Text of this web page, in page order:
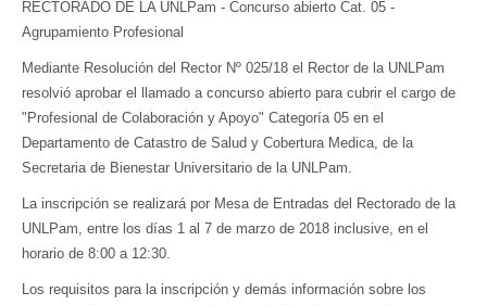
RECTORADO DE LA UNLPam - Concurso abierto Cat. 05 -
Agrupamiento Profesional
Mediante Resolución del Rector Nº 025/18 el Rector de la UNLPam
resolvió aprobar el llamado a concurso abierto para cubrir el cargo de
"Profesional de Colaboración y Apoyo" Categoría 05 en el
Departamento de Catastro de Salud y Cobertura Medica, de la
Secretaria de Bienestar Universitario de la UNLPam.
La inscripción se realizará por Mesa de Entradas del Rectorado de la
UNLPam, entre los días 1 al 7 de marzo de 2018 inclusive, en el
horario de 8:00 a 12:30.
Los requisitos para la inscripción y demás información sobre los